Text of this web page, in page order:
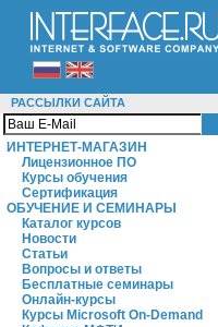
РАССЫЛКИ САЙТА
ИНТЕРНЕТ-МАГАЗИН
Лицензионное ПО
Курсы обучения
Сертификация
ОБУЧЕНИЕ И СЕМИНАРЫ
Каталог курсов
Новости
Статьи
Вопросы и ответы
Бесплатные семинары
Онлайн-курсы
Курсы Microsoft On-Demand